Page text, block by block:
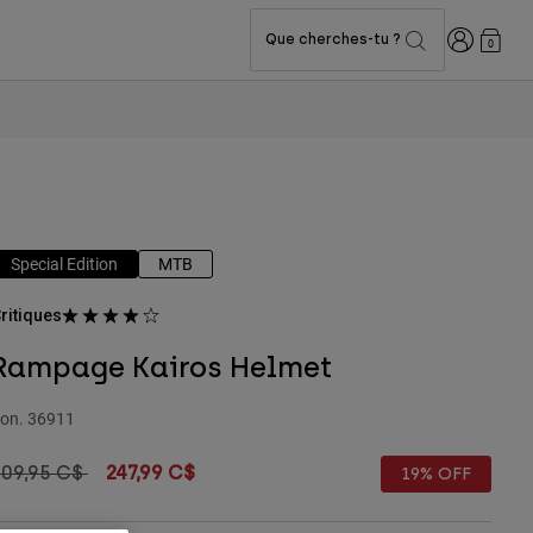
Que cherches-tu ? Connexion
0
Special Edition MTB
Kairos Helmet
36911
reduced from
C$to247,99 C$ 19% OFF